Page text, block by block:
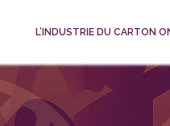
L’INDUSTRIE DU CARTON